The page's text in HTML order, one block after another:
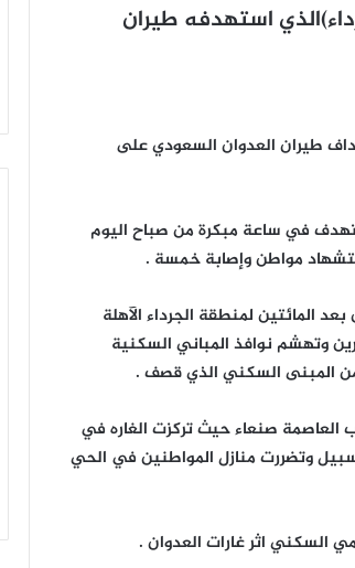
استهدفه طيران
طيران العدوان السعودي على
في ساعة مبكرة من صباح اليوم
مواطن وإصابة خمسة .
المائتين لمنطقة الجرداء الآهلة
وتهشم نوافذ المباني السكنية
من المبنى السكني الذي قصف .
صنعاء حيث تركزت الغاره في
وتضررت منازل المواطنين في الحي
السكني اثر غارات العدوان .